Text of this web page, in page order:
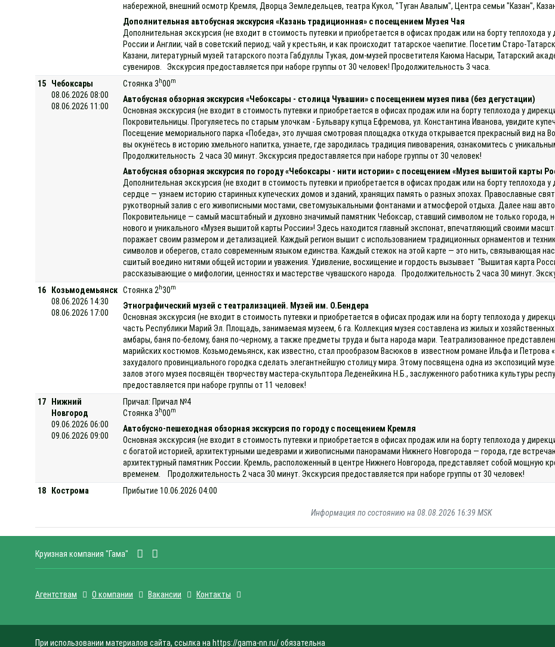
набережной, внешний осмотр Кремля, Дворца Земледельцев, театра Кукол, "Туган Авалым", Центра семьи "Казан",
Дополнительная автобусная экскурсия «Казань традиционная» с посещением Музея Чая
Дополнительная экскурсия (не входит в стоимость путевки и приобретается в офисах продаж или на борту
России и Англии; чай в советский период; чай у крестьян, и как происходит татарское чаепитие. Посетим Старо-
Казани, литературный музей татарского поэта Габдуллы Тукая, дом-музей просветителя Каюма Насыри, Татарский
сувениров. Экскурсия предоставляется при наборе группы от 30 человек! Продолжительность 3 часа.
15
Чебоксары
08.06.2026 08:00
08.06.2026 11:00
Стоянка 3 h00m
Автобусная обзорная экскурсия «Чебоксары - столица Чувашии» с посещением музея пива (без дегустации)
Основная экскурсия (не входит в стоимость путевки и приобретается в офисах продаж или на борту теплохода у
Покровительницы. Прогуляетесь по старым улочкам - Бульвару купца Ефремова, ул. Константина Иванова, увидите
Посещение мемориального парка «Победа», это лучшая смотровая площадка откуда открывается прекрасный вид на
вы окунётесь в историю хмельного напитка, узнаете, где зародилась традиция пивоварения, ознакомитесь с
Продолжительность 2 часа 30 минут. Экскурсия предоставляется при наборе группы от 30 человек!
Автобусная обзорная экскурсия по городу «Чебоксары - нити истории» с посещением «Музея вышитой карты
Дополнительная экскурсия (не входит в стоимость путевки и приобретается в офисах продаж или на борту
сердце — узнаем историю старинных купеческих домов и зданий, хранящих память о разных эпохах. Православные
рукотворный залив с его живописными мостами, светомузыкальными фонтанами и атмосферой отдыха. Далее наш
Покровительнице — самый масштабный и духовно значимый памятник Чебоксар, ставший символом не только города,
нового и уникального «Музея вышитой карты России»! Здесь находится главный экспонат, впечатляющий своими
поражает своим размером и детализацией. Каждый регион вышит с использованием традиционных орнаментов и
символов и оберегов, стало современным языком единства. Каждый стежок на этой карте — это нить, связывающая
сшитый воедино нитями общей истории и уважения. Удивление, восхищение и гордость вызывает "Вышитая карта
рассказывающие о мифологии, ценностях и мастерстве чувашского народа. Продолжительность 2 часа 30 минут.
16
Козьмодемьянск
08.06.2026 14:30
08.06.2026 17:00
Стоянка 2 h30m
Этнографический музей с театрализацией. Музей им. О.Бендера
Основная экскурсия (не входит в стоимость путевки и приобретается в офисах продаж или на борту теплохода у
часть Республики Марий Эл. Площадь, занимаемая музеем, 6 га. Коллекция музея составлена из жилых и
амбары, баня по-белому, баня по-черному, а также предметы труда и быта народа мари. Театрализованное
марийских костюмов. Козьмодемьянск, как известно, стал прообразом Васюков в известном романе Ильфа и
захудалого провинциального городка сделать элегантнейшую столицу мира. Этому посвящена одна из экспозиций
залов этого музея посвящён творчеству мастера-скульптора Леденейкина Н.Б., заслуженного работника культуры
предоставляется при наборе группы от 11 человек!
17
Нижний
Новгород
09.06.2026 06:00
09.06.2026 09:00
Причал: Причал №4
Стоянка 3 h00m
Автобусно-пешеходная обзорная экскурсия по городу с посещением Кремля
Основная экскурсия (не входит в стоимость путевки и приобретается в офисах продаж или на борту теплохода у
с богатой историей, архитектурными шедеврами и живописными панорамами Нижнего Новгорода — города, где
архитектурный памятник России. Кремль, расположенный в центре Нижнего Новгорода, представляет собой мощную
временем. Продолжительность 2 часа 30 минут. Экскурсия предоставляется при наборе группы от 30 человек!
18
Кострома Прибытие 10.06.2026 04:00
Информация по состоянию на 08.08.2026 16:39 MSK
Круизная компания "Гама"
Агентствам О компании Вакансии Контакты
При использовании материалов сайта, ссылка на https://gama-nn.ru/ обязательна